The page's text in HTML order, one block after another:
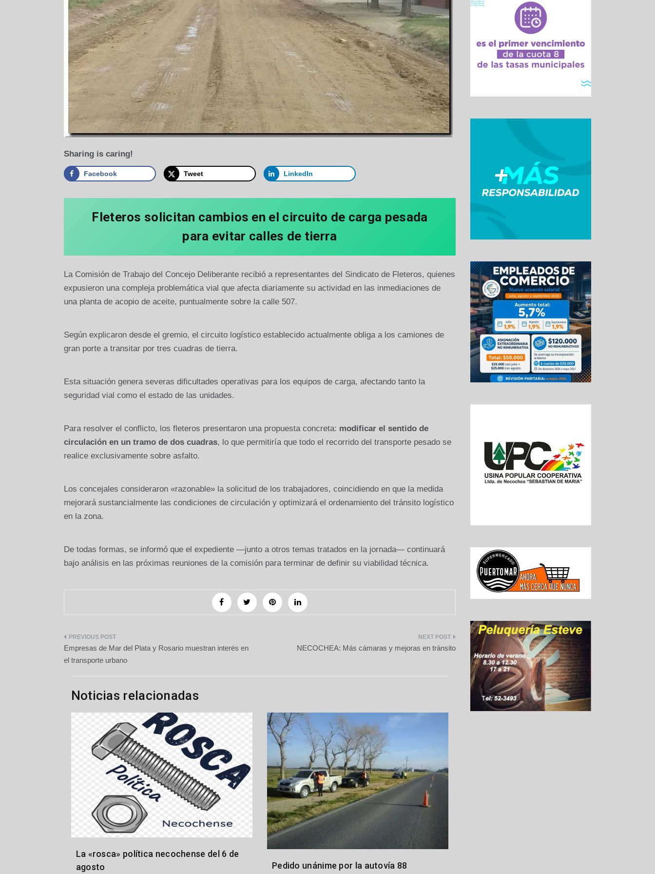
Sharing is caring!
Facebook Tweet LinkedIn
Fleteros solicitan cambios en el circuito de carga pesada
para evitar calles de tierra
La Comisión de Trabajo del Concejo Deliberante recibió a representantes del Sindicato de Fleteros, quienes
expusieron una compleja problemática vial que afecta diariamente su actividad en las inmediaciones de
una planta de acopio de aceite, puntualmente sobre la calle 507.
Según explicaron desde el gremio, el circuito logístico establecido actualmente obliga a los camiones de
gran porte a transitar por tres cuadras de tierra.
Esta situación genera severas dificultades operativas para los equipos de carga, afectando tanto la
seguridad vial como el estado de las unidades.
Para resolver el conflicto, los fleteros presentaron una propuesta concreta: modificar el sentido de
circulación en un tramo de dos cuadras, lo que permitiría que todo el recorrido del transporte pesado se
realice exclusivamente sobre asfalto.
Los concejales consideraron «razonable» la solicitud de los trabajadores, coincidiendo en que la medida
mejorará sustancialmente las condiciones de circulación y optimizará el ordenamiento del tránsito logístico
en la zona.
De todas formas, se informó que el expediente —junto a otros temas tratados en la jornada— continuará
bajo análisis en las próximas reuniones de la comisión para terminar de definir su viabilidad técnica.
Navegación
de
entradas
Empresas de Mar del Plata y Rosario muestran interés en
el transporte urbano
NECOCHEA: Más cámaras y mejoras en tránsito
Noticias relacionadas
La «rosca» política necochense del 6 de
agosto
Pedido unánime por la autovía 88